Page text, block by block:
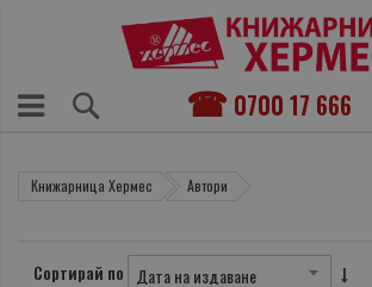
0700 17 666
Книжарница Хермес Автори
Сортирай по